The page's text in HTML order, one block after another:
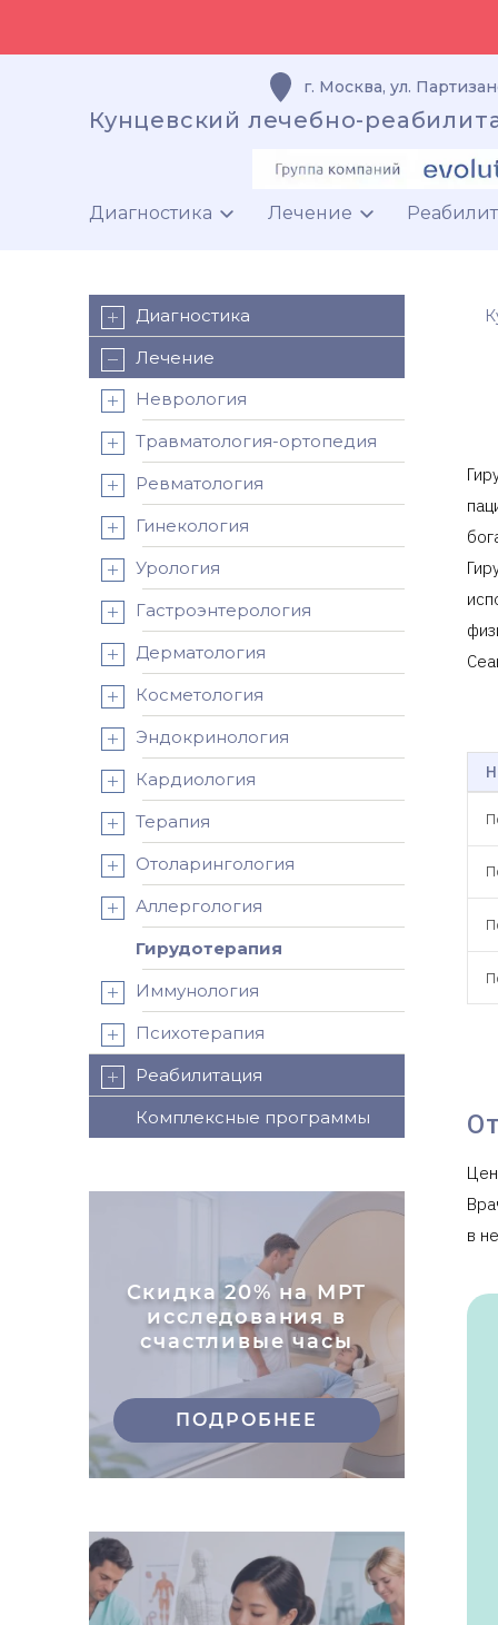
г. Москва, ул.
Кунцевский лечебно-
Диагностика Лечение
Диагностика
Лечение
Неврология
Травматология-ортопедия
Ревматология
Гинекология
Урология
Гастроэнтерология
Дерматология
Косметология
Эндокринология
Кардиология
Терапия
Отоларингология
Аллергология
Гирудотерапия
Иммунология
Психотерапия
Реабилитация
Комплексные программы
Скидка 20% на МРТ
исследования в
счастливые часы
ПОДРОБНЕЕ
в